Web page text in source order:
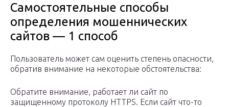
Самостоятельные способы
определения мошеннических
сайтов — 1 способ
Пользователь может сам оценить степень опасности,
обратив внимание на некоторые обстоятельства:
Обратите внимание, работает ли сайт по
защищенному протоколу HTTPS. Если сайт что-то